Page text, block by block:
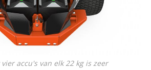
accu's van elk 22 kg is zeer